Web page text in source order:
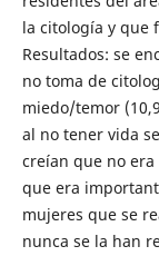
la citología y que
Resultados: se
no toma de
miedo/temor
al no tener vida
creían que no
que era
mujeres que se
nunca se la han